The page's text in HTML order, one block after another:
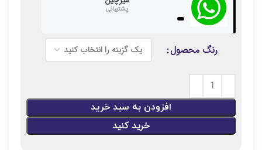
پشتیبانی
رنگ محصول
افزودن به سبد خرید
خرید کنید